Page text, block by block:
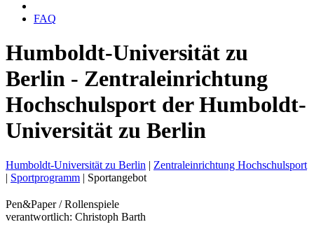
FAQ
Humboldt-Universität zu
Berlin - Zentraleinrichtung
Hochschulsport der Humboldt-
Universität zu Berlin
Humboldt-Universität zu Berlin | Zentraleinrichtung Hochschulsport
| Sportprogramm | Sportangebot
Pen&Paper / Rollenspiele
verantwortlich: Christoph Barth